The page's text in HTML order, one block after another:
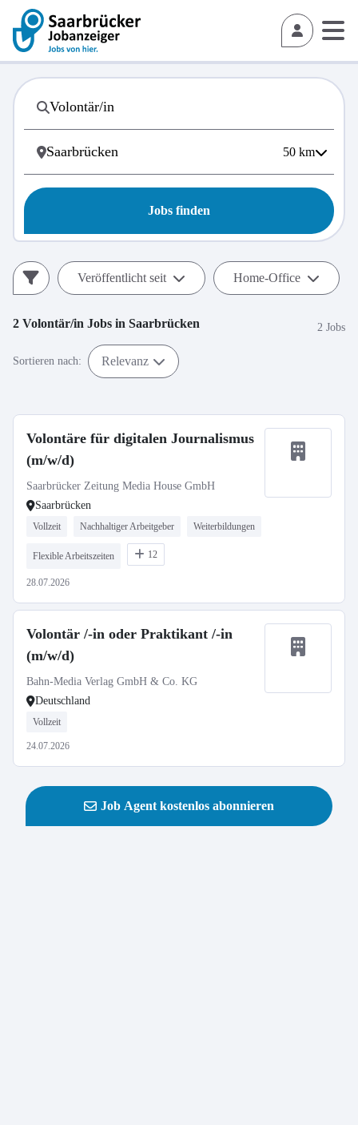
50 km
Jobs finden
Veröffentlicht seit Home-Office
2 Volontär/in Jobs in Saarbrücken 2 Jobs
Sortieren nach: Relevanz
Volontäre für digitalen Journalismus
(m/w/d)
Saarbrücker Zeitung Media House GmbH
Saarbrücken
Vollzeit Nachhaltiger Arbeitgeber Weiterbildungen
Flexible Arbeitszeiten 12
28.07.2026
Volontär /-in oder Praktikant /-in
(m/w/d)
Bahn-Media Verlag GmbH & Co. KG
Deutschland
Vollzeit
24.07.2026
Job Agent kostenlos abonnieren